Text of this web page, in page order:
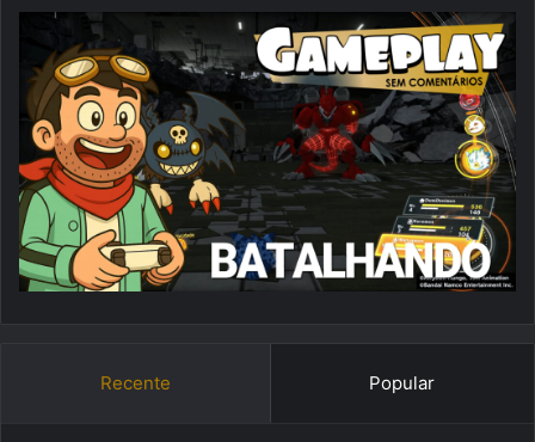
Recente Popular